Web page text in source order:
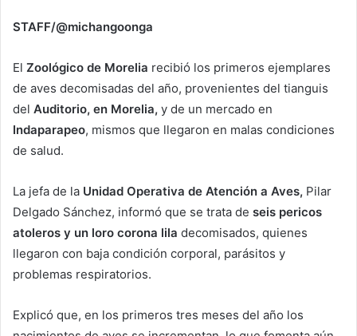
STAFF/@michangoonga
El Zoológico de Morelia recibió los primeros ejemplares
de aves decomisadas del año, provenientes del tianguis
del Auditorio, en Morelia, y de un mercado en
Indaparapeo, mismos que llegaron en malas condiciones
de salud.
La jefa de la Unidad Operativa de Atención a Aves, Pilar
Delgado Sánchez, informó que se trata de seis pericos
atoleros y un loro corona lila decomisados, quienes
llegaron con baja condición corporal, parásitos y
problemas respiratorios.
Explicó que, en los primeros tres meses del año los